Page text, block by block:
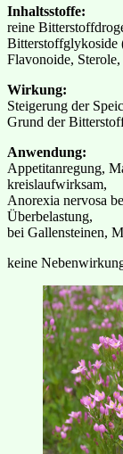
Inhaltsstoffe:
reine
Bitterstoffglykoside
Flavonoide,
Wirkung:
Steigerung der
Grund der
Anwendung:
Appetitanregung,
kreislaufwirksam,
Anorexia nervosa
Überbelastung,
bei
keine